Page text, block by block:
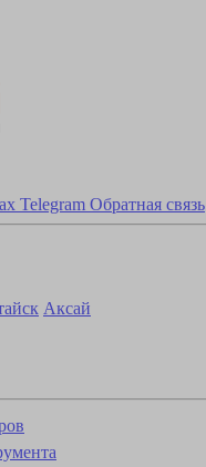
Telegram Обратная связь
Аксай